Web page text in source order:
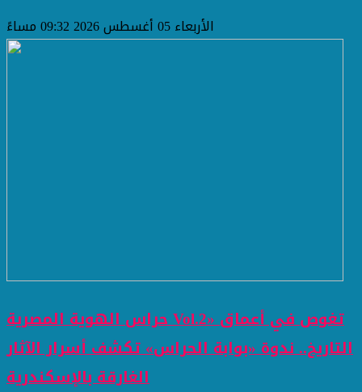
الأربعاء 05 أغسطس 2026 09:32 مساءً
حراس الهوية المصرية Vol.2» تغوص في أعماق
التاريخ.. ندوة «بوابة الحراس» تكشف أسرار الآثار
الغارقة بالإسكندرية